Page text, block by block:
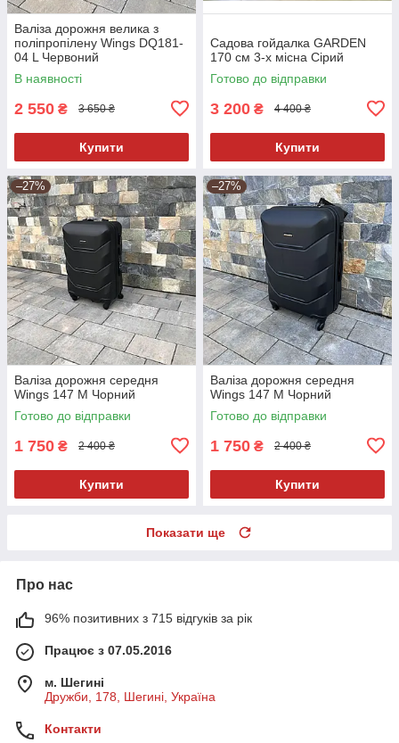
Валіза дорожня велика з
поліпропілену Wings DQ181-
04 L Червоний
В наявності
2 550 ₴ 3 650 ₴
Купити
Садова гойдалка GARDEN
170 см 3-х місна Сірий
Готово до відправки
3 200 ₴ 4 400 ₴
Купити
–27%
Валіза дорожня середня
Wings 147 M Чорний
Готово до відправки
1 750 ₴ 2 400 ₴
Купити
–27%
Валіза дорожня середня
Wings 147 M Чорний
Готово до відправки
1 750 ₴ 2 400 ₴
Купити
Показати ще
Про нас
96% позитивних з 715 відгуків за рік
Працює з 07.05.2016
м. Шегині
Дружби, 178, Шегині, Україна
Контакти